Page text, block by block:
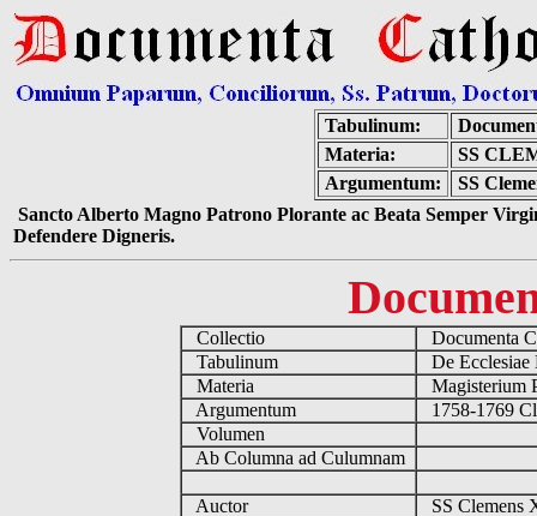
Tabulinum:
Materia:
SS
Argumentum:
SS
Sancto Alberto Magno Patrono Plorante ac Beata Semper
Defendere Digneris.
Collectio
Documenta
Tabulinum
De
Materia
Magisterium
Argumentum
1758-1769
Volumen
Ab Columna ad Culumnam
Auctor
SS Clemens